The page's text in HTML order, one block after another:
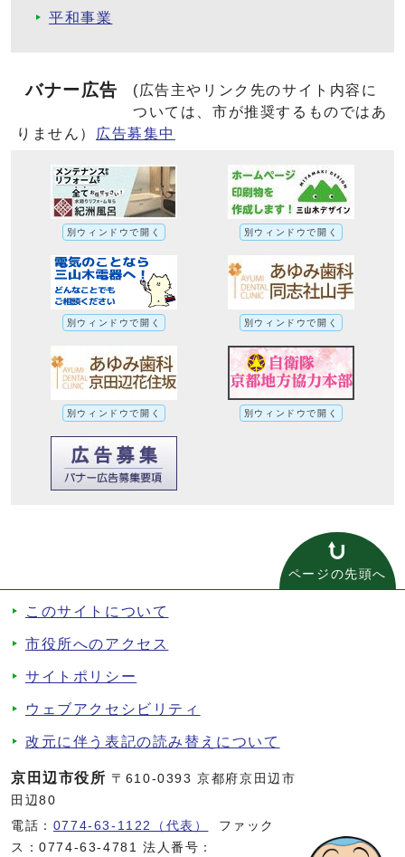
平和事業
バナー広告
(広告主やリンク先のサイト内容に
ついては、市が推奨するものではあ
りません）
広告募集中
別ウィンドウで開く 別ウィンドウで開く
別ウィンドウで開く 別ウィンドウで開く
別ウィンドウで開く 別ウィンドウで開く
ページの先頭へ
このサイトについて
市役所へのアクセス
サイトポリシー
ウェブアクセシビリティ
改元に伴う表記の読み替えについて
京田辺市役所 〒610-0393 京都府京田辺市
田辺80
電話： 0774-63-1122（代表）
ファック
ス：0774-63-4781 法人番号：